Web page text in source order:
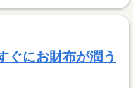
にお財布が潤う